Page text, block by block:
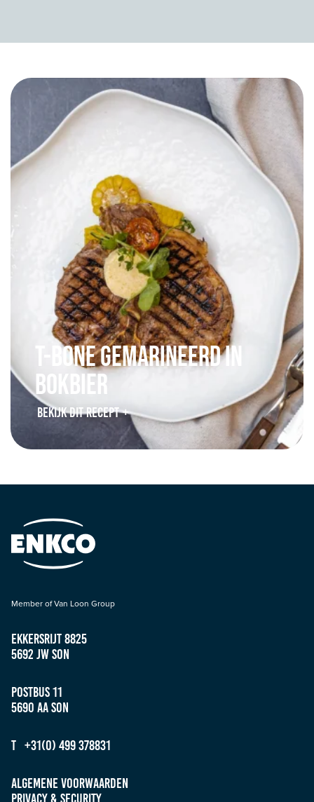
T-Bone gemarineerd in
bokbier
BEKIJK DIT RECEPT
Member of Van Loon Group
Ekkersrijt 8825
5692 JW Son
Postbus 11
5690 AA Son
T +31(0) 499 378831
Algemene Voorwaarden
Privacy & Security